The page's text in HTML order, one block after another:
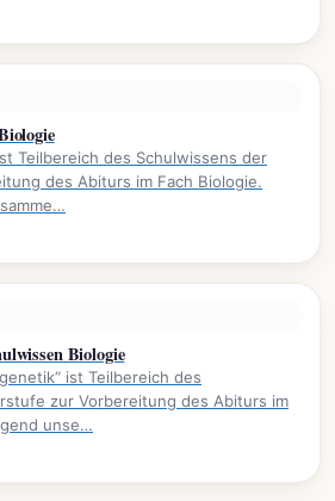
Teilbereich des Schulwissens der
des Abiturs im Fach Biologie.
Biologie
ist Teilbereich des
zur Vorbereitung des Abiturs im
unse…